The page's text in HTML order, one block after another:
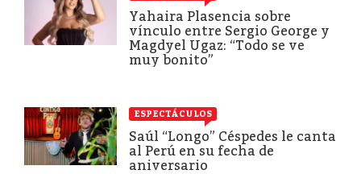
Yahaira Plasencia sobre
vínculo entre Sergio George y
Magdyel Ugaz: “Todo se ve
muy bonito”
ESPECTÁCULOS
Saúl “Longo” Céspedes le canta
al Perú en su fecha de
aniversario